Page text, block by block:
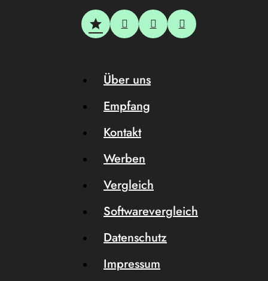
Über uns
Empfang
Kontakt
Werben
Vergleich
Softwarevergleich
Datenschutz
Impressum